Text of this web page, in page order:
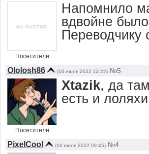
Посетители
Напомнило
вдвойне
Переводчику
Ololosh86 (10 июля 2022 12:22) №5
Посетители
Xtazik, да
есть и
PixelCool (10 июля 2022 09:45) №4